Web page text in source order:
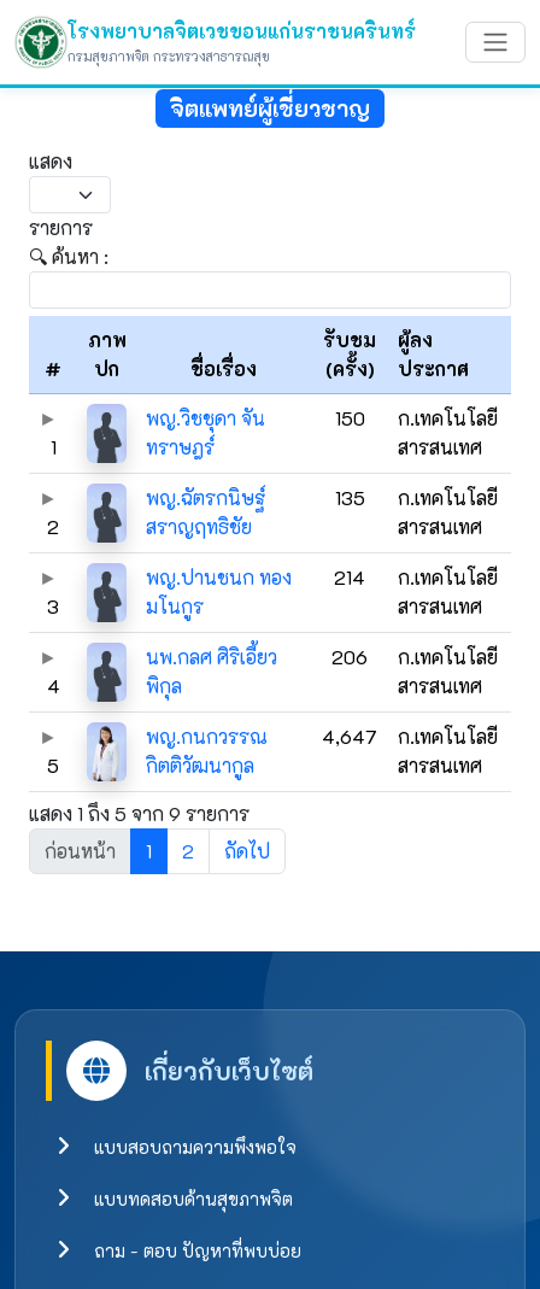
โรงพยาบาลจิตเวชขอนแก่นราชนครินทร์
กรมสุขภาพจิต กระทรวงสาธารณสุข
จิตแพทย์ผู้เชี่ยวชาญ
แสดง
รายการ
🔍 ค้นหา :
#
ภาพ
ปก
ชื่อเรื่อง
รับชม
(ครั้ง)
ผู้ลง
ประกาศ
1
พญ.วิชชุดา จัน
ทราษฎร์
150
ก.เทคโนโลยี
สารสนเทศ
2
พญ.ฉัตรกนิษฐ์
สราญฤทธิชัย
135
ก.เทคโนโลยี
สารสนเทศ
3
พญ.ปานชนก ทอง
มโนกูร
214
ก.เทคโนโลยี
สารสนเทศ
4
นพ.กลศ ศิริเอี้ยว
พิกุล
206
ก.เทคโนโลยี
สารสนเทศ
5
พญ.กนกวรรณ
กิตติวัฒนากูล
4,647
ก.เทคโนโลยี
สารสนเทศ
แสดง 1 ถึง 5 จาก 9 รายการ
ก่อนหน้า
1 2 ถัดไป
เกี่ยวกับเว็บไซต์
แบบสอบถามความพึงพอใจ
แบบทดสอบด้านสุขภาพจิต
ถาม - ตอบ ปัญหาที่พบบ่อย